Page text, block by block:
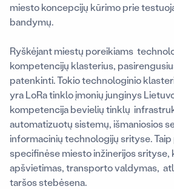
miesto koncepcijų kūrimo prie
bandymų.
Ryškėjant miestų poreikiams
kompetencijų klasterius,
patenkinti. Tokio technologinio
yra LoRa tinklo įmonių junginys
kompetencija bevielių tinklų
automatizuotų sistemų, išmaniosios
informacinių technologijų srityse.
specifinėse miesto inžinerijos srityse,
apšvietimas, transporto valdymas,
taršos stebėsena.